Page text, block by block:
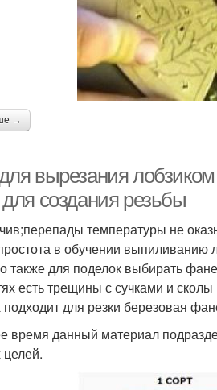
→
вырезания
создания резьбы
температуры не
в обучении выпиливанию
также для поделок выбирать
есть трещины с сучками и
для резки березовая
время данный материал
целей.